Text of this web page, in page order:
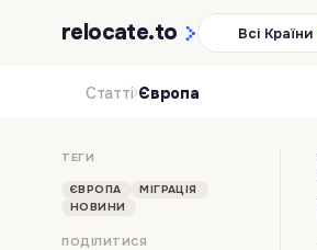
relocate.to Всі Країни
Статті›Європа
ТЕГИ
ЄВРОПА
МІГРАЦІЯ
НОВИНИ
ПОДІЛИТИСЯ